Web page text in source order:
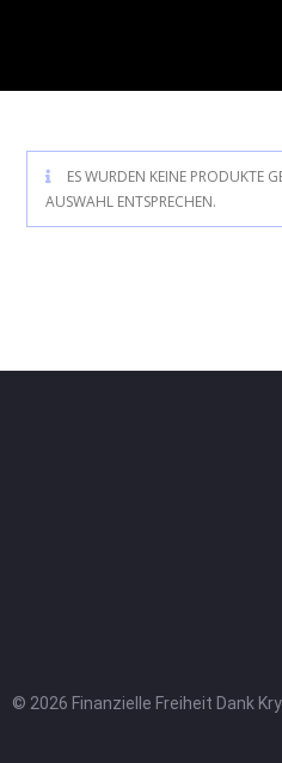
ES WURDEN KEINE PRODUKTE
AUSWAHL ENTSPRECHEN.
© 2026 Finanzielle Freiheit Dank